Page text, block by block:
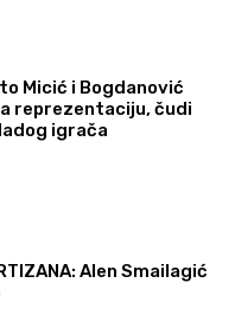
Micić i Bogdanović
reprezentaciju, čudi
igrača
Alen Smailagić